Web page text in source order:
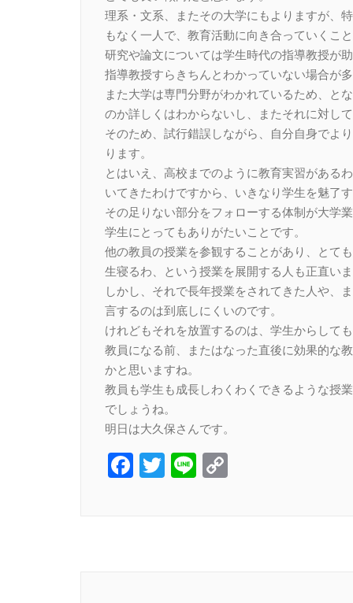
理系・文系、またその大学にもよりますが、
もなく一人で、教育活動に向き合っていくこ
研究や論文については学生時代の指導教授が
指導教授すらきちんとわかっていない場合が
また大学は専門分野がわかれているため、と
のか詳しくはわからないし、またそれに対し
そのため、試行錯誤しながら、自分自身でよ
ります。
とはいえ、高校までのように教育実習がある
いてきたわけですから、いきなり学生を魅了
その足りない部分をフォローする体制が大学
学生にとってもありがたいことです。
他の教員の授業を参観することがあり、とて
生寝るわ、という授業を展開する人も正直い
しかし、それで長年授業をされてきた人や、
言するのは到底しにくいのです。
けれどもそれを放置するのは、学生からして
教員になる前、またはなった直後に効果的な
かと思いますね。
教員も学生も成長しわくわくできるような授
でしょうね。
明日は大久保さんです。
Facebook
Twitter
Line